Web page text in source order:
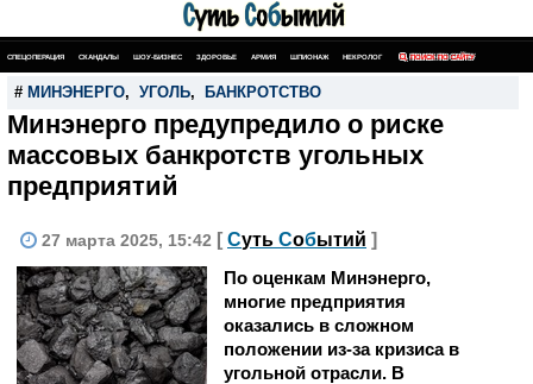
СПЕЦОПЕРАЦИЯ СКАНДАЛЫ ШОУ-БИЗНЕС ЗДОРОВЬЕ АРМИЯ ШПИОНАЖ НЕКРОЛОГ ПОИСК ПО САЙТУ
# МИНЭНЕРГО, УГОЛЬ, БАНКРОТСТВО
Минэнерго предупредило о риске
массовых банкротств угольных
предприятий
27 марта 2025, 15:42 [ Суть Событий ]
По оценкам Минэнерго,
многие предприятия
оказались в сложном
положении из-за кризиса в
угольной отрасли. В